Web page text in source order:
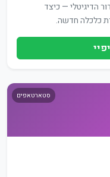
הדיגיטלי — כיצד
כלכלה חדשה.
סטארטאפים